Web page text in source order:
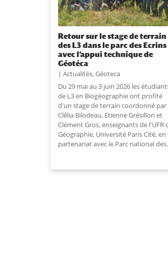
Retour sur le stage de terrain
des L3 dans le parc des Ecrins
avec l’appui technique de
Géotéca
Actualités,Géoteca
Du 29 mai au 3 juin 2026 les
de L3 en Biogéographie ont profité
d'un stage de terrain coordonné par
Clélia Bilodeau, Etienne Grésillon et
Clément Gros, enseignants de l'UFR
Géographie, Université Paris Cité, en
partenariat avec le Parc national